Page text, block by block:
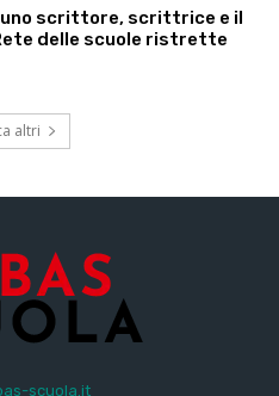
scrittore, scrittrice e il
delle scuole ristrette
altri
scuola.it